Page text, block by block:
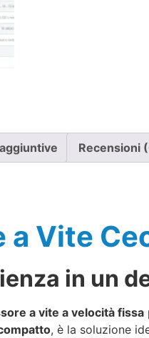
Recensioni
a Vite
in un
a vite a velocità fissa
, è la soluzione